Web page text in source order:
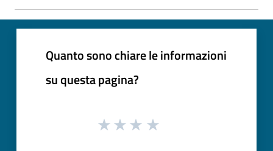
Quanto sono chiare le informazioni
su questa pagina?